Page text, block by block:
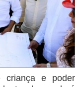
criança e poder